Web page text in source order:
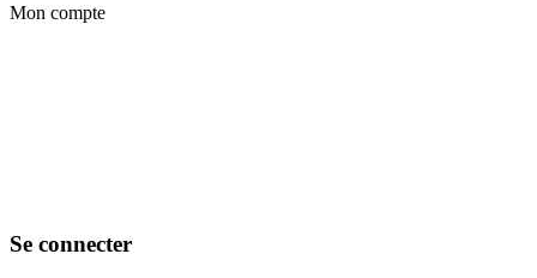
Mon compte
Se connecter